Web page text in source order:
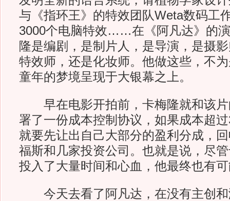
与《指环王》的特效团队Weta数码工
3000个电脑特效……在《阿凡达》的
隆是编剧，是制片人，是导演，是摄
特效师，还是化妆师。他做这些，不
童年的梦境呈现于大银幕之上。
早在电影开拍前，卡梅隆就和该片
署了一份成本控制协议，如果成本超
就要先让出自己大部分的盈利分成，
福斯和几家投资公司。也就是说，尽
投入了大量时间和心血，他最终也有
今天去看了阿凡达，在没有主创和